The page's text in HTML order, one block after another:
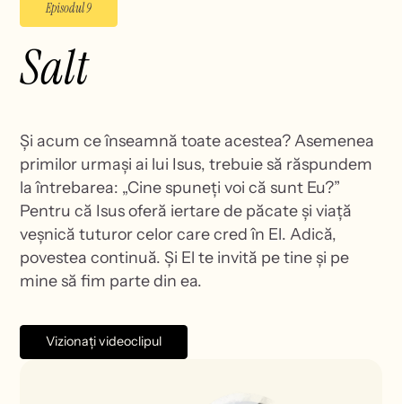
Episodul 9
Salt
Și acum ce înseamnă toate acestea? Asemenea
primilor urmași ai lui Isus, trebuie să răspundem
la întrebarea: „Cine spuneți voi că sunt Eu?”
Pentru că Isus oferă iertare de păcate și viață
veșnică tuturor celor care cred în El. Adică,
povestea continuă. Și El te invită pe tine și pe
mine să fim parte din ea.
Vizionați videoclipul